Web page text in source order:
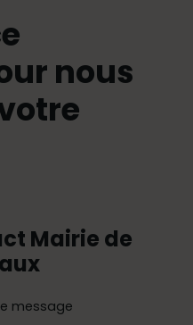
nous
Mairie de
message